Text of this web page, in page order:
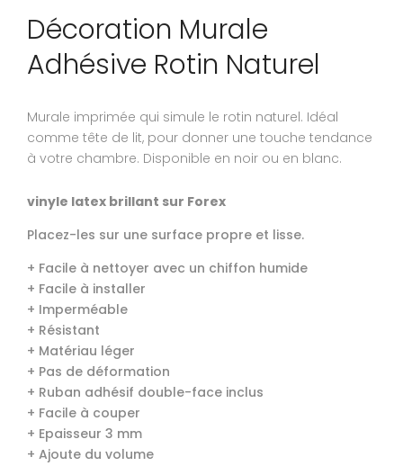
Décoration Murale
Adhésive Rotin Naturel
Murale imprimée qui simule le rotin naturel. Idéal
comme tête de lit, pour donner une touche tendance
à votre chambre. Disponible en noir ou en blanc.
vinyle latex brillant sur Forex
Placez-les sur une surface propre et lisse.
+ Facile à nettoyer avec un chiffon humide
+ Facile à installer
+ Imperméable
+ Résistant
+ Matériau léger
+ Pas de déformation
+ Ruban adhésif double-face inclus
+ Facile à couper
+ Epaisseur 3 mm
+ Ajoute du volume